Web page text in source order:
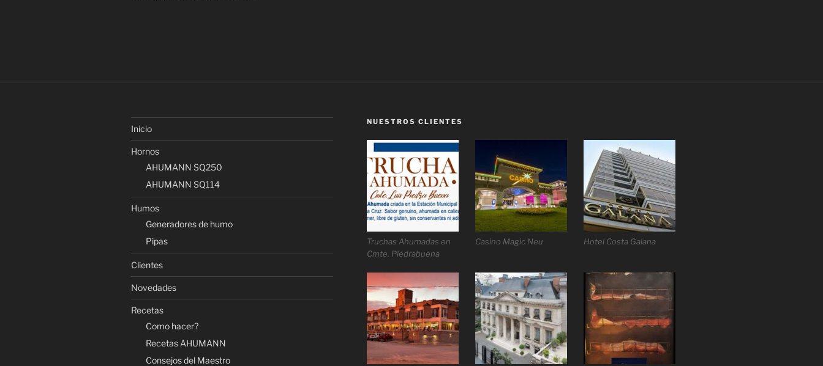
Inicio
Hornos
AHUMANN SQ250
AHUMANN SQ114
Humos
Generadores de humo
Pipas
Clientes
Novedades
Recetas
Como hacer?
Recetas AHUMANN
Consejos del Maestro
NUESTROS CLIENTES
Truchas Ahumadas en
Cmte. Piedrabuena
Casino Magic Neu Hotel Costa Galana